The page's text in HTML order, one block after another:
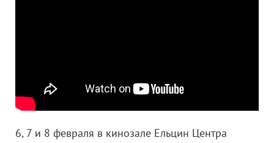
6, 7 и 8 февраля в кинозале Ельцин Центра